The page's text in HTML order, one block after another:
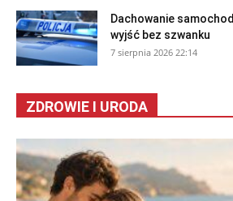
Dachowanie
wyjść bez szwanku
7 sierpnia 2026 22:14
ZDROWIE I URODA